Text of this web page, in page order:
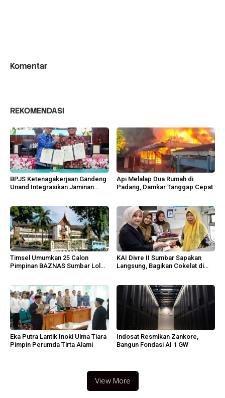
Komentar
REKOMENDASI
BPJS Ketenagakerjaan Gandeng
Unand Integrasikan Jaminan
Api Melalap Dua Rumah di
Padang, Damkar Tanggap Cepat
Timsel Umumkan 25 Calon
Pimpinan BAZNAS Sumbar Lolos
KAI Divre II Sumbar Sapakan
Langsung, Bagikan Cokelat di
Eka Putra Lantik Inoki Ulma Tiara
Pimpin Perumda Tirta Alami
Indosat Resmikan Zankore,
Bangun Fondasi AI 1 GW
View More